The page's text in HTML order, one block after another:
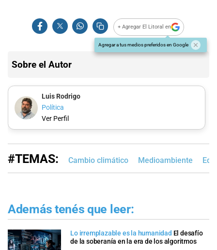
+ Agregar El Litoral en
Agregar a tus medios preferidos en Google
Sobre el Autor
Luis Rodrigo
Política
Ver Perfil
#TEMAS: Cambio climático Medioambiente
Además tenés que leer:
Lo irremplazable es la humanidad El desafío
de la soberanía en la era de los algoritmos